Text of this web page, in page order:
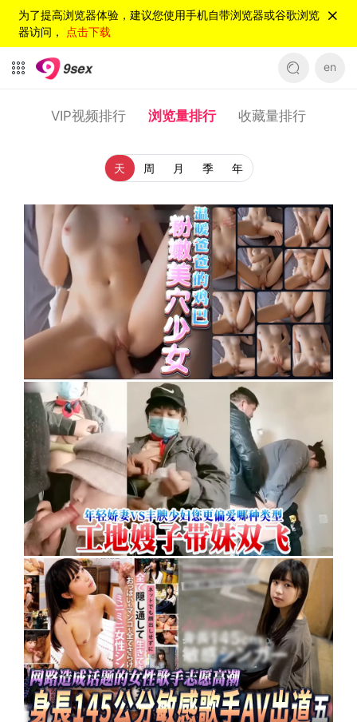
为了提高浏览器体验，建议您使用手机自带浏览器或谷歌浏览
器访问， 点击下载
en
VIP视频排行 浏览量排行 收藏量排行
天 周 月 季 年